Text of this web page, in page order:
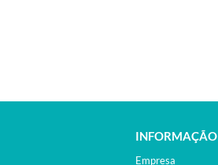
INFORMAÇÃO
Empresa